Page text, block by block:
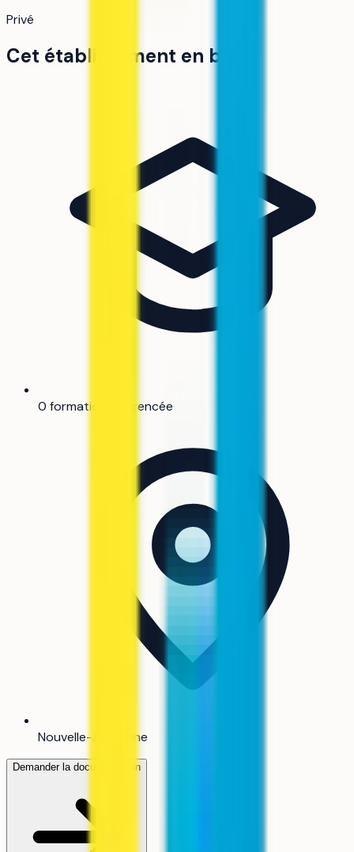
Privé
Cet établissement en bref
0 formation référencée
Nouvelle-Aquitaine
Demander la documentation